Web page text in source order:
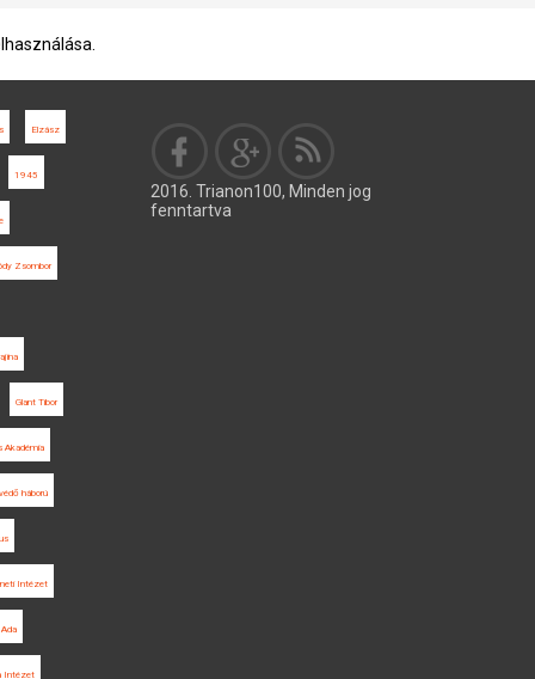
Elzász
1945
Zsombor
Glant Tibor
Akadémia
háború
Intézet
Ada
Intézet
2016. Trianon100, Minden jog
fenntartva